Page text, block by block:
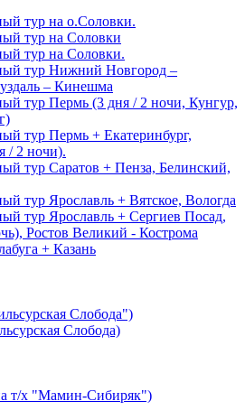
тур на о.Соловки.
тур на Соловки
тур на Соловки.
тур Нижний Новгород –
– Кинешма
тур Пермь (3 дня / 2 ночи, Кунгур,
тур Пермь + Екатеринбург,
/ 2 ночи).
тур Саратов + Пенза, Белинский,
тур Ярославль + Вятское, Вологда
тур Ярославль + Сергиев Посад,
Ростов Великий - Кострома
+ Казань
Слобода")
Слобода)
т/х "Мамин-Сибиряк")